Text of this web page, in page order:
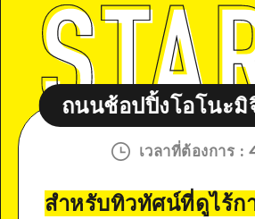
งโอโนะมิจิ ฮอนโดริ
เวลาที่ต้องการ :
สำหรับทิวทัศน์ที่ดูไร้ก